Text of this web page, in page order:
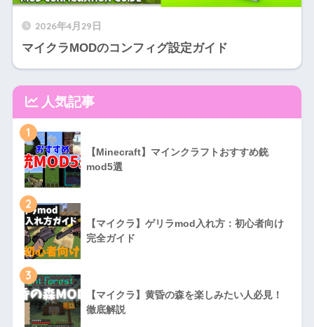
2026年4月29日
マイクラMODのコンフィグ設定ガイド
人気記事
1
【Minecraft】マインクラフトおすすめ銃
mod5選
2
【マイクラ】ゲリラmod入れ方：初心者向け
完全ガイド
3
【マイクラ】黄昏の森を楽しみたい人必見！
徹底解説